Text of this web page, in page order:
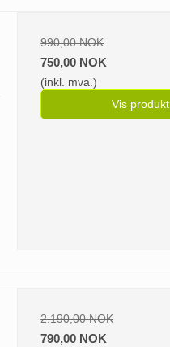
990,00 NOK
750,00 NOK
(inkl. mva.)
Vis produkt
2.190,00 NOK
790,00 NOK